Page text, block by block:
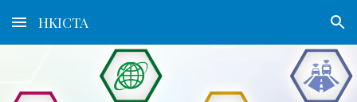
Skip to main content Skip to navigation
HKICTA